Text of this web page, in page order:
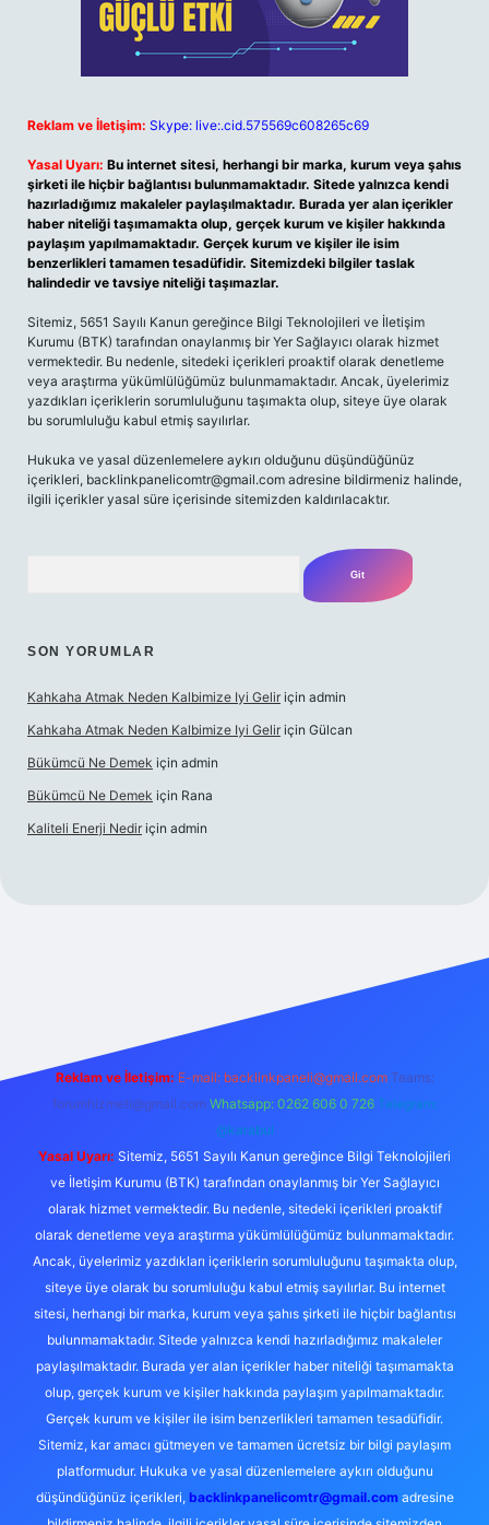
Reklam ve İletişim: Skype: live:.cid.575569c608265c69
Yasal Uyarı: Bu internet sitesi, herhangi bir marka, kurum veya şahıs
şirketi ile hiçbir bağlantısı bulunmamaktadır. Sitede yalnızca kendi
hazırladığımız makaleler paylaşılmaktadır. Burada yer alan içerikler
haber niteliği taşımamakta olup, gerçek kurum ve kişiler hakkında
paylaşım yapılmamaktadır. Gerçek kurum ve kişiler ile isim
benzerlikleri tamamen tesadüfidir. Sitemizdeki bilgiler taslak
halindedir ve tavsiye niteliği taşımazlar.
Sitemiz, 5651 Sayılı Kanun gereğince Bilgi Teknolojileri ve İletişim
Kurumu (BTK) tarafından onaylanmış bir Yer Sağlayıcı olarak hizmet
vermektedir. Bu nedenle, sitedeki içerikleri proaktif olarak denetleme
veya araştırma yükümlülüğümüz bulunmamaktadır. Ancak, üyelerimiz
yazdıkları içeriklerin sorumluluğunu taşımakta olup, siteye üye olarak
bu sorumluluğu kabul etmiş sayılırlar.
Hukuka ve yasal düzenlemelere aykırı olduğunu düşündüğünüz
içerikleri, backlinkpanelicomtr@gmail.com adresine bildirmeniz halinde,
ilgili içerikler yasal süre içerisinde sitemizden kaldırılacaktır.
SON YORUMLAR
Kahkaha Atmak Neden Kalbimize Iyi Gelir için admin
Kahkaha Atmak Neden Kalbimize Iyi Gelir için Gülcan
Bükümcü Ne Demek için admin
Bükümcü Ne Demek için Rana
Kaliteli Enerji Nedir için admin
Reklam ve İletişim: E-mail: backlinkpaneli@gmail.com Teams:
forumhizmeti@gmail.com Whatsapp: 0262 606 0 726 Telegram:
@karabul
Yasal Uyarı: Sitemiz, 5651 Sayılı Kanun gereğince Bilgi Teknolojileri
ve İletişim Kurumu (BTK) tarafından onaylanmış bir Yer Sağlayıcı
olarak hizmet vermektedir. Bu nedenle, sitedeki içerikleri proaktif
olarak denetleme veya araştırma yükümlülüğümüz bulunmamaktadır.
Ancak, üyelerimiz yazdıkları içeriklerin sorumluluğunu taşımakta olup,
siteye üye olarak bu sorumluluğu kabul etmiş sayılırlar. Bu internet
sitesi, herhangi bir marka, kurum veya şahıs şirketi ile hiçbir bağlantısı
bulunmamaktadır. Sitede yalnızca kendi hazırladığımız makaleler
paylaşılmaktadır. Burada yer alan içerikler haber niteliği taşımamakta
olup, gerçek kurum ve kişiler hakkında paylaşım yapılmamaktadır.
Gerçek kurum ve kişiler ile isim benzerlikleri tamamen tesadüfidir.
Sitemiz, kar amacı gütmeyen ve tamamen ücretsiz bir bilgi paylaşım
platformudur. Hukuka ve yasal düzenlemelere aykırı olduğunu
düşündüğünüz içerikleri, backlinkpanelicomtr@gmail.comadresine